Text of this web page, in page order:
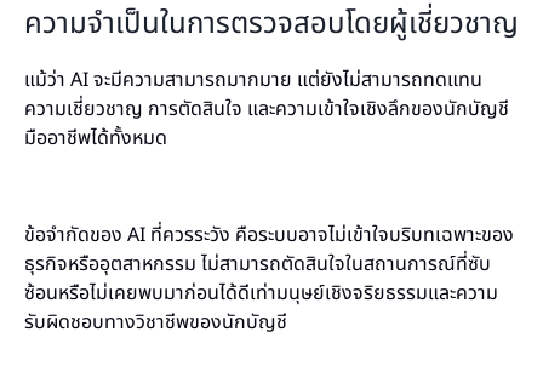
ความจำเป็นในการตรวจสอบโดยผู้เชี่ยวชาญ
แม้ว่า AI จะมีความสามารถมากมาย แต่ยังไม่สามารถทดแทน
ความเชี่ยวชาญ การตัดสินใจ และความเข้าใจเชิงลึกของนักบัญชี
มืออาชีพได้ทั้งหมด
ข้อจำกัดของ AI ที่ควรระวัง คือระบบอาจไม่เข้าใจบริบทเฉพาะของ
ธุรกิจหรืออุตสาหกรรม ไม่สามารถตัดสินใจในสถานการณ์ที่ซับ
ซ้อนหรือไม่เคยพบมาก่อนได้ดีเท่ามนุษย์เชิงจริยธรรมและความ
รับผิดชอบทางวิชาชีพของนักบัญชี